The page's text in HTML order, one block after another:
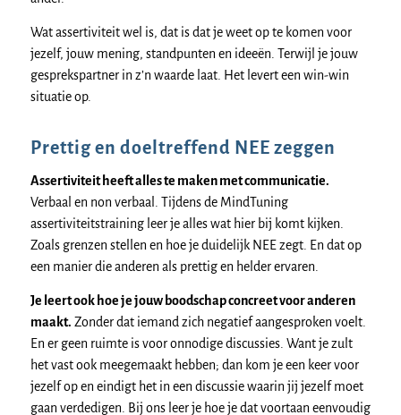
Wat assertiviteit wel is, dat is dat je weet op te komen voor
jezelf, jouw mening, standpunten en ideeën. Terwijl je jouw
gesprekspartner in z’n waarde laat. Het levert een win-win
situatie op.
Prettig en doeltreffend NEE zeggen
Assertiviteit heeft alles te maken met communicatie.
Verbaal en non verbaal. Tijdens de MindTuning
assertiviteitstraining leer je alles wat hier bij komt kijken.
Zoals grenzen stellen en hoe je duidelijk NEE zegt. En dat op
een manier die anderen als prettig en helder ervaren.
Je leert ook hoe je jouw boodschap concreet voor anderen
maakt. Zonder dat iemand zich negatief aangesproken voelt.
En er geen ruimte is voor onnodige discussies. Want je zult
het vast ook meegemaakt hebben; dan kom je een keer voor
jezelf op en eindigt het in een discussie waarin jij jezelf moet
gaan verdedigen. Bij ons leer je hoe je dat voortaan eenvoudig